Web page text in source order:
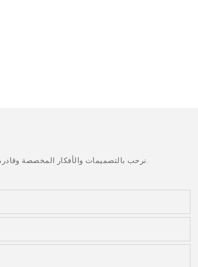
نرحب بالتصميمات والأفكار المخصصة وقادرة على تلبية المتطلبات المحددة. لمزيد من المعلومات، يرجى زيارة الموقع الإلكتروني أو الاتصال بنا مباشرة مع أسئلة أو استفسارات.